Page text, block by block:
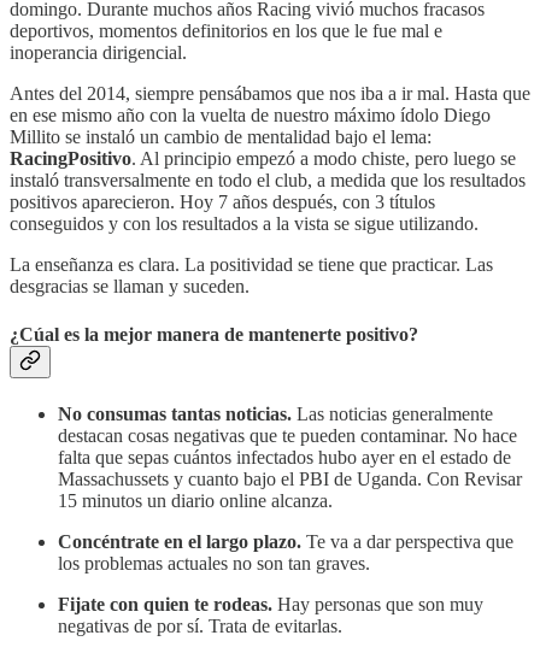
domingo. Durante muchos años Racing vivió muchos fracasos
deportivos, momentos definitorios en los que le fue mal e
inoperancia dirigencial.
Antes del 2014, siempre pensábamos que nos iba a ir mal. Hasta que
en ese mismo año con la vuelta de nuestro máximo ídolo Diego
Millito se instaló un cambio de mentalidad bajo el lema:
RacingPositivo. Al principio empezó a modo chiste, pero luego se
instaló transversalmente en todo el club, a medida que los resultados
positivos aparecieron. Hoy 7 años después, con 3 títulos
conseguidos y con los resultados a la vista se sigue utilizando.
La enseñanza es clara. La positividad se tiene que practicar. Las
desgracias se llaman y suceden.
¿Cúal es la mejor manera de mantenerte positivo?
No consumas tantas noticias. Las noticias generalmente
destacan cosas negativas que te pueden contaminar. No hace
falta que sepas cuántos infectados hubo ayer en el estado de
Massachussets y cuanto bajo el PBI de Uganda. Con Revisar
15 minutos un diario online alcanza.
Concéntrate en el largo plazo. Te va a dar perspectiva que
los problemas actuales no son tan graves.
Fijate con quien te rodeas. Hay personas que son muy
negativas de por sí. Trata de evitarlas.